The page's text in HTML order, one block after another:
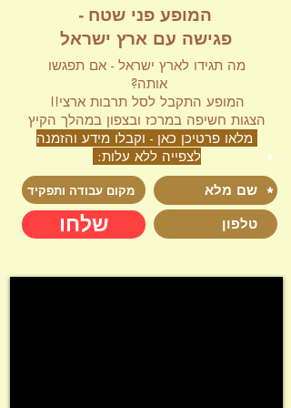
המופע פני שטח -
פגישה עם ארץ ישראל
שלחו
מה תגידו לארץ ישראל - אם תפגשו
אותה?
המופע התקבל לסל תרבות ארצי!!
הצגות חשיפה במרכז ובצפון במהלך הקיץ
מלאו פרטיכן כאן - וקבלו מידע והזמנה
לצפייה ללא עלות: